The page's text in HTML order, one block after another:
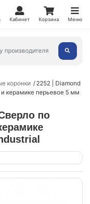
Кабинет Корзина Меню
коронки
2252 | Diamond
керамике перьевое 5 мм
по